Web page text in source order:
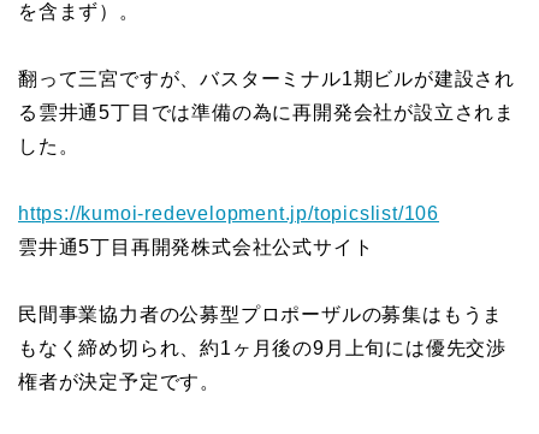
を含まず）。
翻って三宮ですが、バスターミナル1期ビルが建設され
る雲井通5丁目では準備の為に再開発会社が設立されま
した。
https://kumoi-redevelopment.jp/topicslist/106
雲井通5丁目再開発株式会社公式サイト
民間事業協力者の公募型プロポーザルの募集はもうま
もなく締め切られ、約1ヶ月後の9月上旬には優先交渉
権者が決定予定です。